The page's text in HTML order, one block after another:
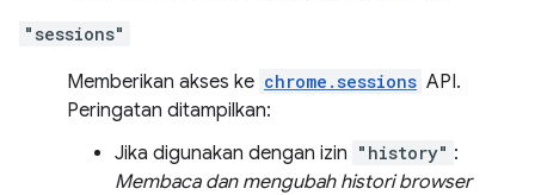
"sessions"
Memberikan akses ke chrome.sessions API.
Peringatan ditampilkan:
Jika digunakan dengan izin "history" :
Membaca dan mengubah histori browser